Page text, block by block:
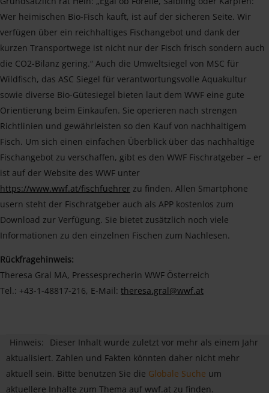
Wer heimischen Bio-Fisch kauft, ist auf der sicheren Seite. Wir
verfügen über ein reichhaltiges Fischangebot und dank der
kurzen Transportwege ist nicht nur der Fisch frisch sondern auch
die CO2-Bilanz gering.“ Auch die Umweltsiegel von MSC für
Wildfisch, das ASC Siegel für verantwortungsvolle Aquakultur
sowie diverse Bio-Gütesiegel bieten laut dem WWF eine gute
Orientierung beim Einkaufen. Sie operieren nach strengen
Richtlinien und gewährleisten so den Kauf von nachhaltigem
Fisch. Um sich einen einfachen Überblick über das nachhaltige
Fischangebot zu verschaffen, gibt es den WWF Fischratgeber – er
ist auf der Website des WWF unter
https://www.wwf.at/fischfuehrer zu finden. Allen Smartphone
usern steht der Fischratgeber auch als APP kostenlos zum
Download zur Verfügung. Sie bietet zusätzlich noch viele
Informationen zu den einzelnen Fischen zum Nachlesen.
Rückfragehinweis:
Theresa Gral MA, Pressesprecherin WWF Österreich
Tel.: +43-1-48817-216, E-Mail: theresa.gral@wwf.at
Hinweis:
Dieser Inhalt wurde zuletzt vor mehr als einem Jahr
aktualisiert. Zahlen und Fakten könnten daher nicht mehr
aktuell sein. Bitte benutzen Sie die Globale Suche um
aktuellere Inhalte zum Thema auf wwf.at zu finden.